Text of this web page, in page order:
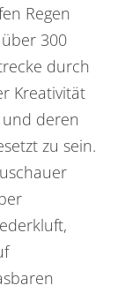
Regen
300
durch
Kreativität
deren
zu sein.